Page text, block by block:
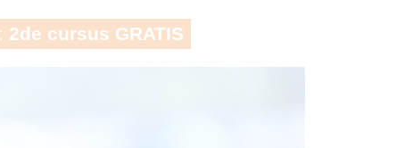
2de cursus GRATIS